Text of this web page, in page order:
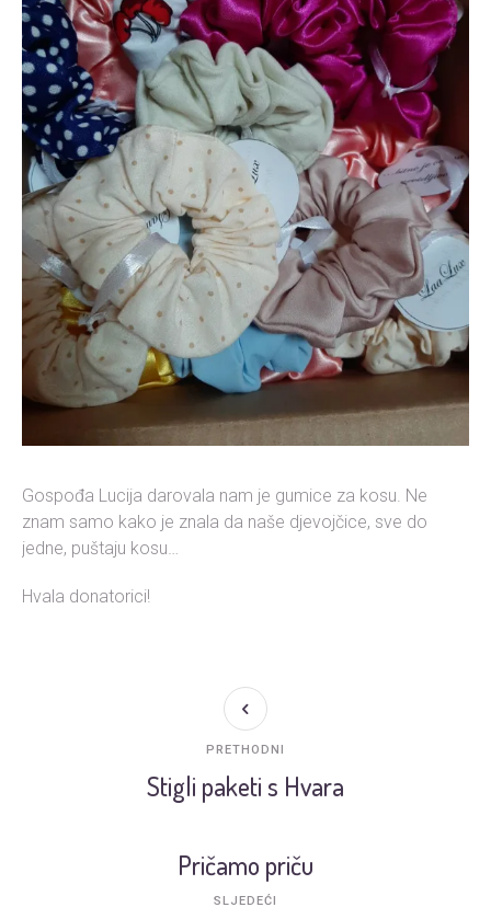
Gospođa Lucija darovala nam je gumice za kosu. Ne
znam samo kako je znala da naše djevojčice, sve do
jedne, puštaju kosu…
Hvala donatorici!
Stigli paketi s Hvara
PRETHODNI
Pričamo priču
SLJEDEĆI